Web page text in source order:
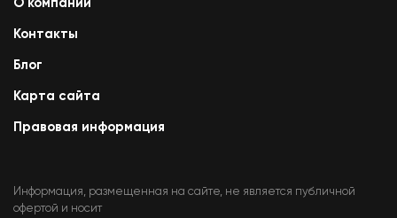
Контакты
Блог
Карта сайта
Правовая информация
Информация, размещенная на сайте, не является публичной
офертой и носит